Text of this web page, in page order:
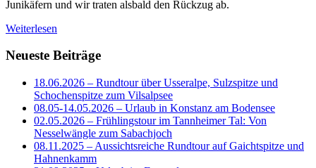
Junikäfern und wir traten alsbald den Rückzug ab.
Weiterlesen
Neueste Beiträge
18.06.2026 – Rundtour über Usseralpe, Sulzspitze und
Schochenspitze zum Vilsalpsee
08.05-14.05.2026 – Urlaub in Konstanz am Bodensee
02.05.2026 – Frühlingstour im Tannheimer Tal: Von
Nesselwängle zum Sabachjoch
08.11.2025 – Aussichtsreiche Rundtour auf Gaichtspitze und
Hahnenkamm